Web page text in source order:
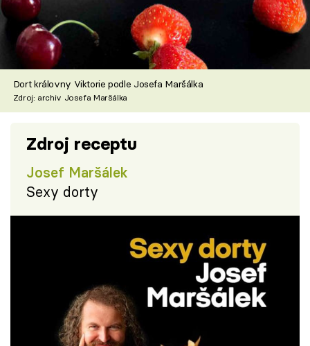
Dort královny Viktorie podle Josefa Maršálka
Zdroj: archiv Josefa Maršálka
Zdroj receptu
Josef Maršálek
Sexy dorty